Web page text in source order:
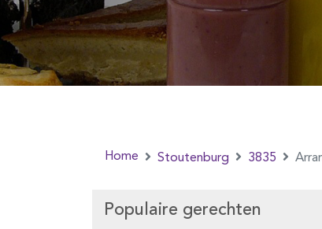
Home Stoutenburg 3835
Populaire gerechten